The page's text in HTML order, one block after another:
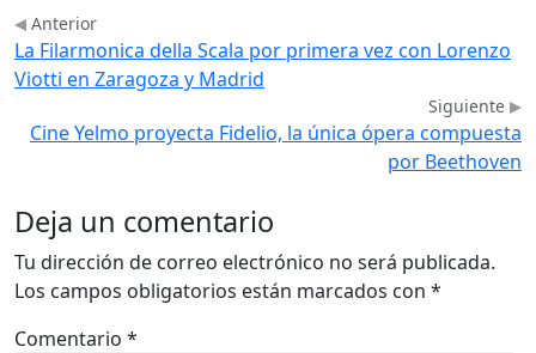
Anterior
La Filarmonica della Scala por primera vez con Lorenzo
Viotti en Zaragoza y Madrid
Siguiente
Cine Yelmo proyecta Fidelio, la única ópera compuesta
por Beethoven
Deja un comentario
Tu dirección de correo electrónico no será publicada.
Los campos obligatorios están marcados con *
Comentario *